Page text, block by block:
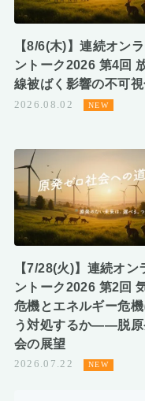
【8/6(木)】連続オン
ントーク2026 第4回
線被ばく影響の不可
2026.08.02
【7/28(火)】連続オン
ントーク2026 第2回
危機とエネルギー危
う対処するか――脱原
会の展望
2026.07.22